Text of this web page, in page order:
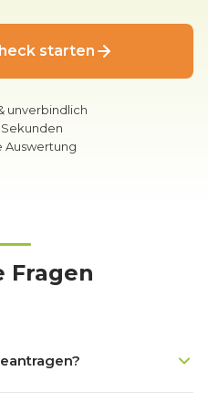
starten
unverbindlich
Auswertung
Fragen